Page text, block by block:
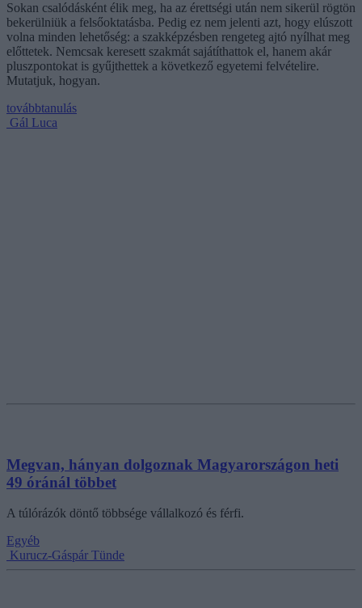
Sokan csalódásként élik meg, ha az érettségi után nem sikerül rögtön
bekerülniük a felsőoktatásba. Pedig ez nem jelenti azt, hogy elúszott
volna minden lehetőség: a szakképzésben rengeteg ajtó nyílhat meg
előttetek. Nemcsak keresett szakmát sajátíthattok el, hanem akár
pluszpontokat is gyűjthettek a következő egyetemi felvételire.
Mutatjuk, hogyan.
továbbtanulás
Gál Luca
Megvan, hányan dolgoznak Magyarországon heti
49 óránál többet
A túlórázók döntő többsége vállalkozó és férfi.
Egyéb
Kurucz-Gáspár Tünde